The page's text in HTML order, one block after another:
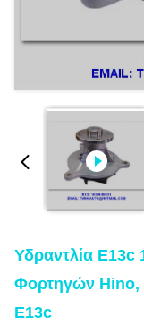
Υδραντλία E13c
Φορτηγών Hino,
E13c